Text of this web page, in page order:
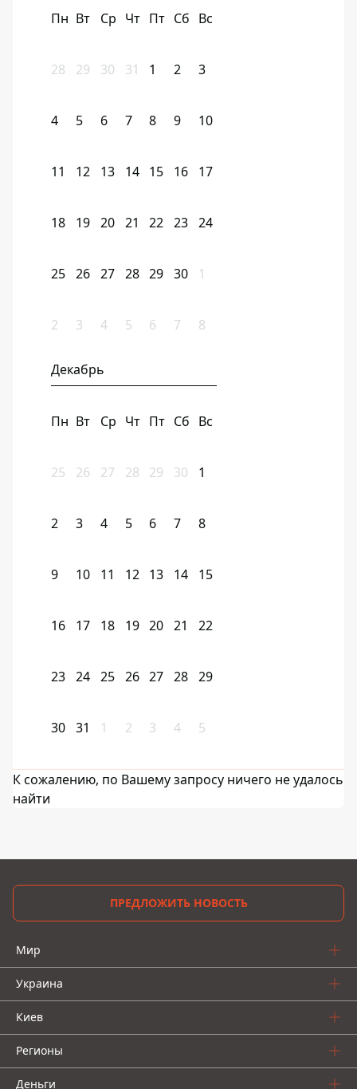
Пн Вт Ср Чт Пт Сб Вс
28 29 30 31 1 2 3
4 5 6 7 8 9 10
11 12 13 14 15 16 17
18 19 20 21 22 23 24
25 26 27 28 29 30 1
2 3 4 5 6 7 8
Декабрь
Пн Вт Ср Чт Пт Сб Вс
25 26 27 28 29 30 1
2 3 4 5 6 7 8
9 10 11 12 13 14 15
16 17 18 19 20 21 22
23 24 25 26 27 28 29
30 31 1 2 3 4 5
К сожалению, по Вашему запросу ничего не удалось
найти
ПРЕДЛОЖИТЬ НОВОСТЬ
Мир
Украина
Киев
Регионы
Деньги